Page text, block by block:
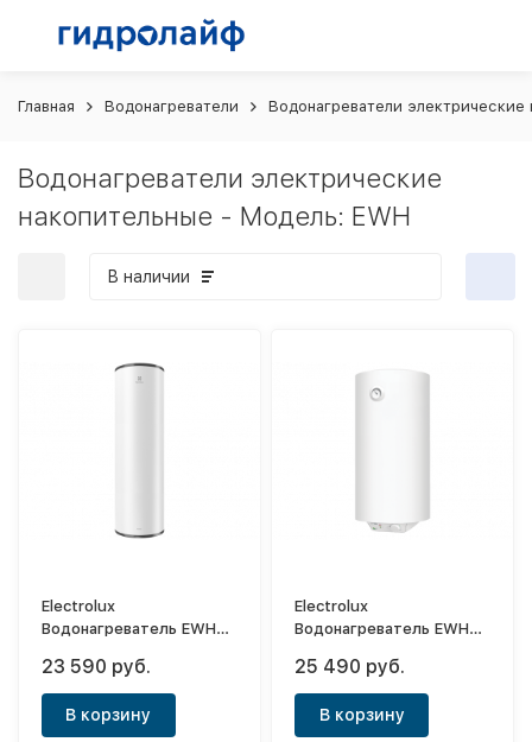
Главная Водонагреватели Водонагреватели электрические
Водонагреватели электрические
накопительные - Модель: EWH
В наличии
Electrolux
Водонагреватель EWH
23 590 руб.
В корзину
Electrolux
Водонагреватель EWH
25 490 руб.
В корзину